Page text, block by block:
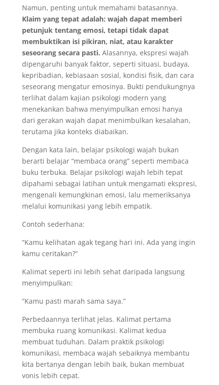
Namun, penting untuk memahami batasannya.
Klaim yang tepat adalah: wajah dapat memberi
petunjuk tentang emosi, tetapi tidak dapat
membuktikan isi pikiran, niat, atau karakter
seseorang secara pasti. Alasannya, ekspresi wajah
dipengaruhi banyak faktor, seperti situasi, budaya,
kepribadian, kebiasaan sosial, kondisi fisik, dan cara
seseorang mengatur emosinya. Bukti pendukungnya
terlihat dalam kajian psikologi modern yang
menekankan bahwa menyimpulkan emosi hanya
dari gerakan wajah dapat menimbulkan kesalahan,
terutama jika konteks diabaikan.
Dengan kata lain, belajar psikologi wajah bukan
berarti belajar “membaca orang” seperti membaca
buku terbuka. Belajar psikologi wajah lebih tepat
dipahami sebagai latihan untuk mengamati ekspresi,
mengenali kemungkinan emosi, lalu memeriksanya
melalui komunikasi yang lebih empatik.
Contoh sederhana:
“Kamu kelihatan agak tegang hari ini. Ada yang ingin
kamu ceritakan?”
Kalimat seperti ini lebih sehat daripada langsung
menyimpulkan:
“Kamu pasti marah sama saya.”
Perbedaannya terlihat jelas. Kalimat pertama
membuka ruang komunikasi. Kalimat kedua
membuat tuduhan. Dalam praktik psikologi
komunikasi, membaca wajah sebaiknya membantu
kita bertanya dengan lebih baik, bukan membuat
vonis lebih cepat.